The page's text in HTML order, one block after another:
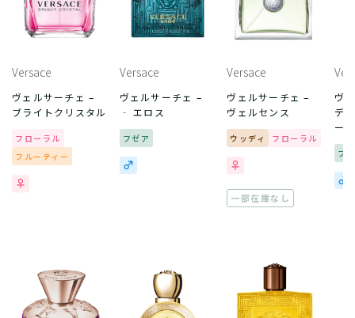
Versace
ヴェルサーチェ –
ブライトクリスタル
フローラル
フルーティー
Versace
ヴェルサーチェ –
‐ エロス
フゼア
Versace
ヴェルサーチェ –
ヴェルセンス
ウッディ フローラル
一部在庫なし
ヴ
デ
ー
フ